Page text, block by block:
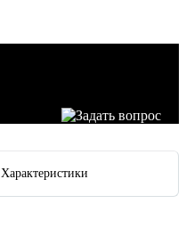
Характеристики